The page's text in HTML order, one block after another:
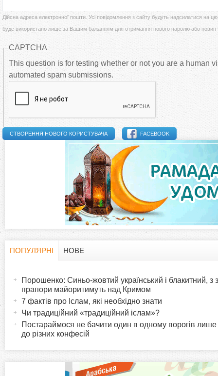
н
н
і
в
л
а
к
и
Дійсна адреса електронної пошти. Усі повідомлення з сайту будуть надсилатися на
буде використано лише за Вашим бажанням для отримання нового паролю або
CAPTCHA
This question is for testing whether or not you are a human
automated spam submissions.
FACEBOOK
ПОПУЛЯРНІ
в
НОВЕ
Порошенко: Синьо-жовтий український і блакитний, з
прапори майоритимуть над Кримом
7 фактів про Іслам, які необхідно знати
Чи традиційний «традиційний іслам»?
Постараймося не бачити один в одному ворогів лише
до різних конфесій